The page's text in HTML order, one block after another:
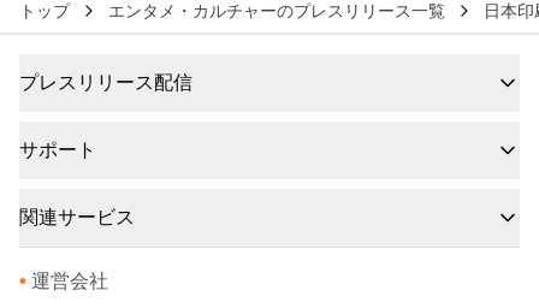
トップ エンタメ・カルチャーのプレスリリース一覧 日本
プレスリリース配信
サポート
関連サービス
• 運営会社